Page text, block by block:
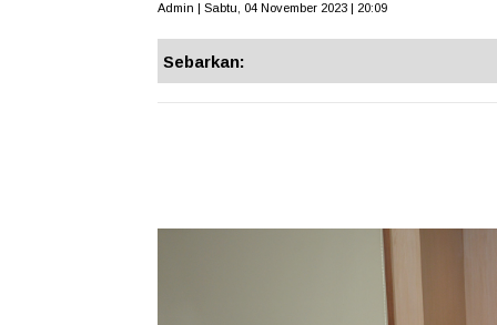
Admin | Sabtu, 04 November 2023 | 20:09
Sebarkan: